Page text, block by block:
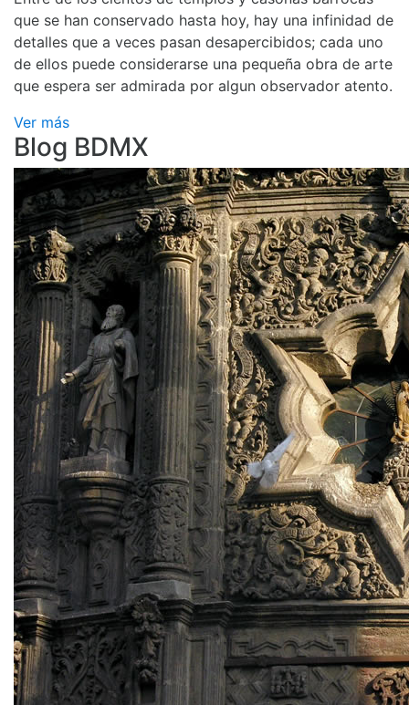
que se han conservado hasta hoy, hay una infinidad de
detalles que a veces pasan desapercibidos; cada uno
de ellos puede considerarse una pequeña obra de arte
que espera ser admirada por algun observador atento.
Ver más
Blog BDMX